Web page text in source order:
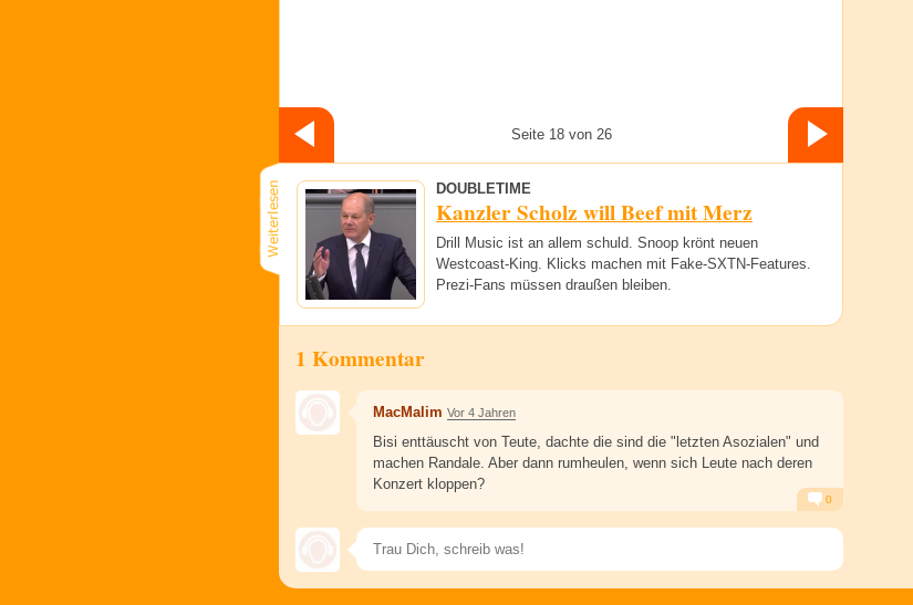
Seite 18 von 26
DOUBLETIME
Kanzler Scholz will Beef mit Merz
Drill Music ist an allem schuld. Snoop krönt neuen
Westcoast-King. Klicks machen mit Fake-SXTN-Features.
Prezi-Fans müssen draußen bleiben.
1 Kommentar
MacMalim Vor 4 Jahren
Bisi enttäuscht von Teute, dachte die sind die "letzten Asozialen" und
machen Randale. Aber dann rumheulen, wenn sich Leute nach deren
Konzert kloppen?
Alarm Antworten
0
Speichern